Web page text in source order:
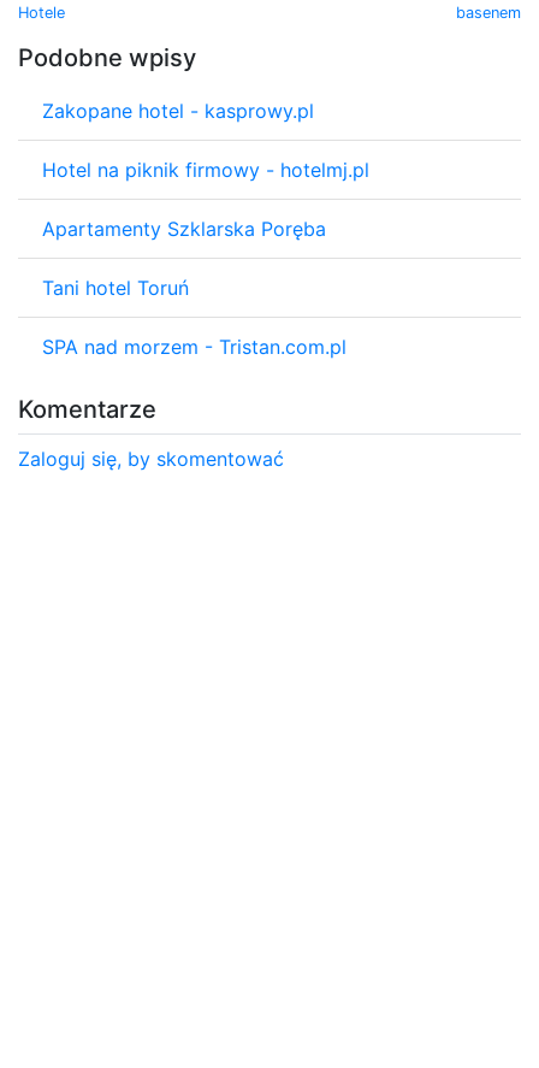
Hotele
basenem
Podobne wpisy
Zakopane hotel - kasprowy.pl
Hotel na piknik firmowy - hotelmj.pl
Apartamenty Szklarska Poręba
Tani hotel Toruń
SPA nad morzem - Tristan.com.pl
Komentarze
Zaloguj się, by skomentować